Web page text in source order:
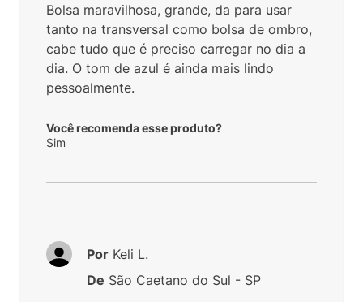
Bolsa maravilhosa, grande, da para usar
tanto na transversal como bolsa de ombro,
cabe tudo que é preciso carregar no dia a
dia. O tom de azul é ainda mais lindo
pessoalmente.
Você recomenda esse produto?
Sim
Por Keli L.
De São Caetano do Sul - SP